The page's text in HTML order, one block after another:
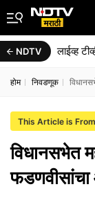
NDTV लाईव्ह
होम निवडणूक
This Article is
विधानसभेत